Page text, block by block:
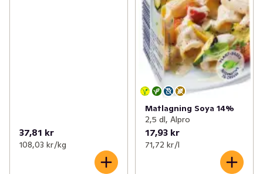
37,81 kr
108,03 kr /kg
Matlagning Soya 14%
2,5 dl, Alpro
17,93 kr
71,72 kr /l